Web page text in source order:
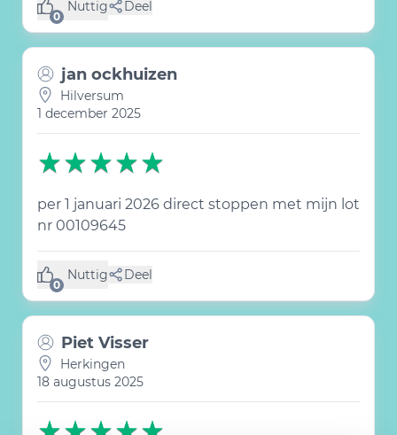
0
Nuttig
(0 like) Deel
jan ockhuizen
Hilversum
1 december 2025
per 1 januari 2026 direct stoppen met mijn lot
nr 00109645
0
Nuttig
(0 like) Deel
Piet Visser
Herkingen
18 augustus 2025